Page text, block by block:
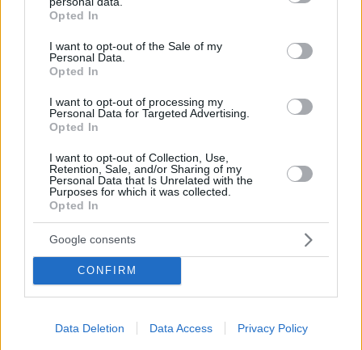
grant or deny consent to Google and its third-party tags to
use your data for below specified purposes in below Google
consent section.
Opted In
I want to opt-out of the Sale of my
Personal Data.
Opted In
I want to opt-out of processing my
Personal Data for Targeted Advertising.
Opted In
I want to opt-out of Collection, Use,
Retention, Sale, and/or Sharing of my
Personal Data that Is Unrelated with the
Purposes for which it was collected.
Opted In
Google consents
CONFIRM
Data Deletion Data Access Privacy Policy
Best of Network